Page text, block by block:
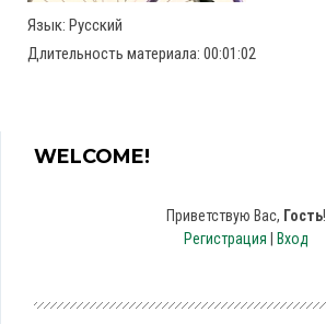
Язык: Русский
Длительность материала: 00:01:02
WELCOME!
Приветствую Вас, Гость!
Регистрация
Вход